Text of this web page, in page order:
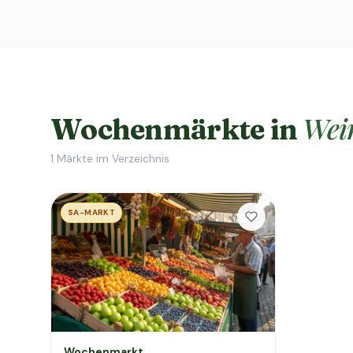
Wochenmärkte in
1 Märkte im Verzeichnis
SA-MARKT